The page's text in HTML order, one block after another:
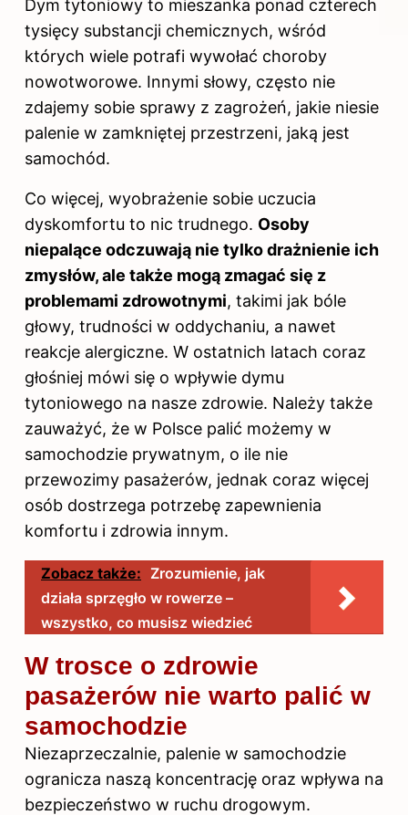
Dym tytoniowy to mieszanka ponad czterech
tysięcy substancji chemicznych, wśród
których wiele potrafi wywołać choroby
nowotworowe. Innymi słowy, często nie
zdajemy sobie sprawy z zagrożeń, jakie niesie
palenie w zamkniętej przestrzeni, jaką jest
samochód.
Co więcej, wyobrażenie sobie uczucia
dyskomfortu to nic trudnego. Osoby
niepalące odczuwają nie tylko drażnienie ich
zmysłów, ale także mogą zmagać się z
problemami zdrowotnymi, takimi jak bóle
głowy, trudności w oddychaniu, a nawet
reakcje alergiczne. W ostatnich latach coraz
głośniej mówi się o wpływie dymu
tytoniowego na nasze zdrowie. Należy także
zauważyć, że w Polsce palić możemy w
samochodzie prywatnym, o ile nie
przewozimy pasażerów, jednak coraz więcej
osób dostrzega potrzebę zapewnienia
komfortu i zdrowia innym.
Zobacz także: Zrozumienie, jak
działa sprzęgło w rowerze –
wszystko, co musisz wiedzieć
W trosce o zdrowie
pasażerów nie warto palić w
samochodzie
Niezaprzeczalnie, palenie w samochodzie
ogranicza naszą koncentrację oraz wpływa na
bezpieczeństwo w ruchu drogowym.